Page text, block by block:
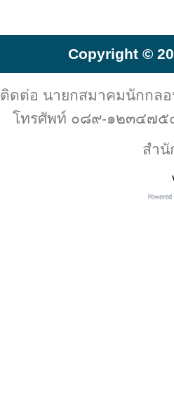
Copyright ©
ติดต่อ นายกสมาคมนักกลอ
โทรศัพท์ ๐๘๙-๑๒๓๔๗๕๔
สำ